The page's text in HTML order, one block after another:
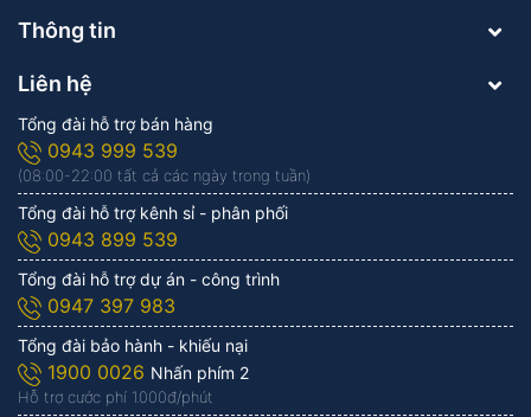
Thông tin
Liên hệ
Tổng đài hỗ trợ bán hàng
0943 999 539
(08:00-22:00 tất cả các ngày trong tuần)
Tổng đài hỗ trợ kênh sỉ - phân phối
0943 899 539
Tổng đài hỗ trợ dự án - công trình
0947 397 983
Tổng đài bảo hành - khiếu nại
1900 0026 Nhấn phím 2
Hỗ trợ cước phí 1.000đ/phút